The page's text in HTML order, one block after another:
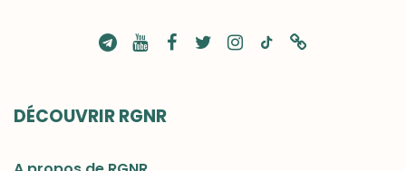
DÉCOUVRIR RGNR